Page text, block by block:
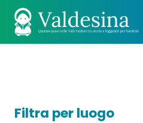
Filtra per luogo